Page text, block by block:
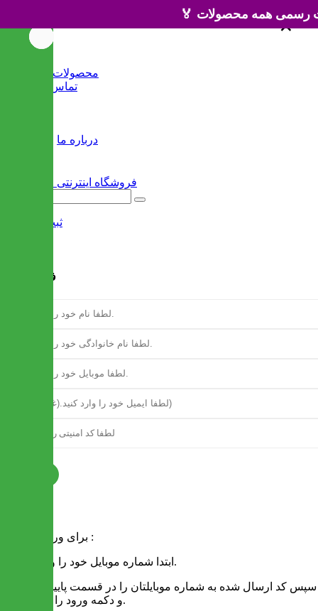
محصولات جدید
تماس با ما
درباره ما
ثبت نام
فرم ثبت نام
برای ورود به سایت :
1 - ابتدا شماره موبایل خود را وارد کنید.
و دکمه ورود را انتخاب کنید.
×
×